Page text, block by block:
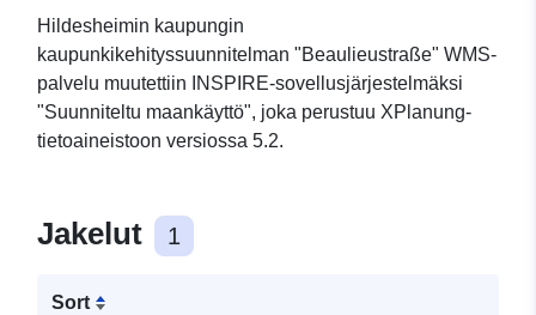
Hildesheimin kaupungin
kaupunkikehityssuunnitelman "Beaulieustraße" WMS-
palvelu muutettiin INSPIRE-sovellusjärjestelmäksi
"Suunniteltu maankäyttö", joka perustuu XPlanung-
tietoaineistoon versiossa 5.2.
Jakelut 1
Sort